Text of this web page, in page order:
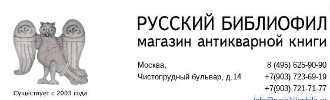
Москва,
Чистопрудный бульвар, д.14
8 (495) 625-90-90
+7(903) 723-69-19
+7(903) 721-71-77